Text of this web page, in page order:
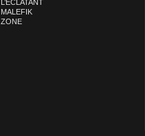
L’ÉCLATANT
MALEFIK
ZONE